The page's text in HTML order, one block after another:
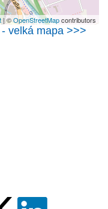
| ©OpenStreetMapcontributors
velká mapa >>>